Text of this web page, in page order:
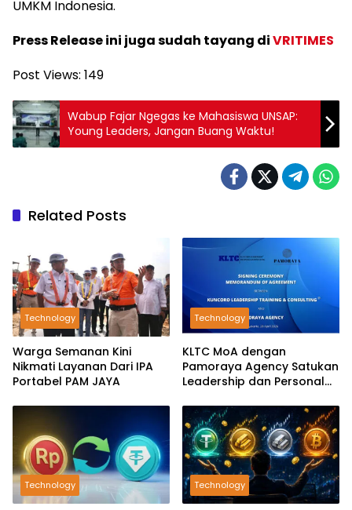
UMKM Indonesia.
Press Release ini juga sudah tayang diVRITIMES
Post Views: 149
Wabup Fajar Ngegas ke Mahasiswa UNSAP:
Young Leaders, Jangan Buang Waktu!
Related Posts
Technology
Warga Semanan Kini
Nikmati Layanan Dari IPA
Portabel PAM JAYA
Technology
KLTC MoA dengan
Pamoraya Agency Satukan
Leadership dan Personal
Technology Technology